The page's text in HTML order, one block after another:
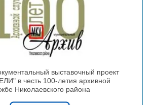
выставочный проект
в честь 100-летия архивной
Николаевского района